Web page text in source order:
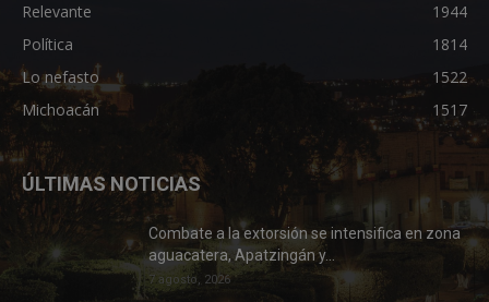
Relevante
1944
Política
1814
Lo nefasto
1522
Michoacán
1517
ÚLTIMAS NOTICIAS
Combate a la extorsión se intensifica en zona
aguacatera, Apatzingán y...
7 agosto, 2026